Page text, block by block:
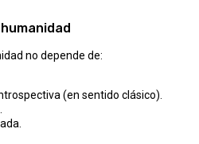
no depende de:
(en sentido clásico).